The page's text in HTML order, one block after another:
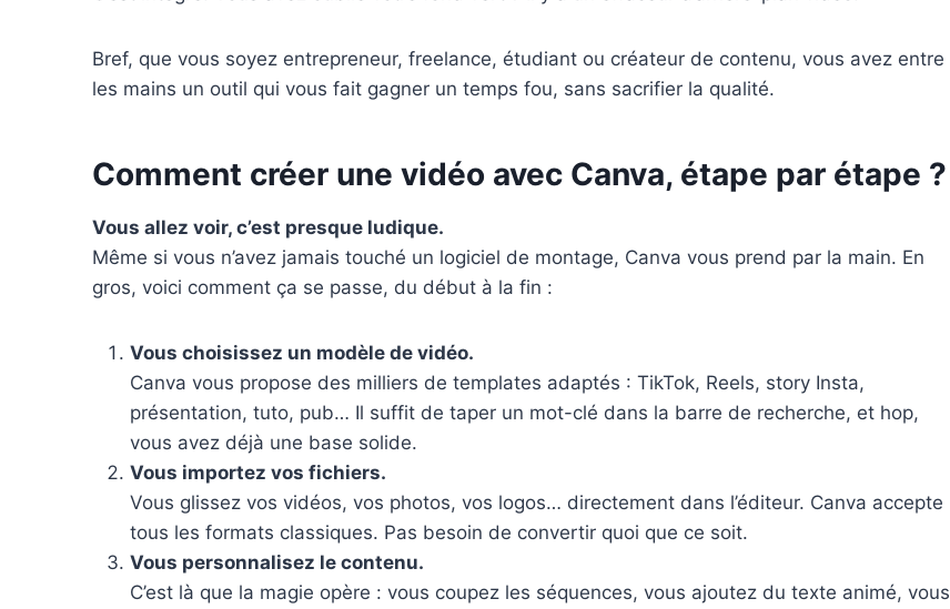
Bref, que vous soyez entrepreneur, freelance, étudiant ou créateur de contenu, vous avez entre
les mains un outil qui vous fait gagner un temps fou, sans sacrifier la qualité.
Comment créer une vidéo avec Canva, étape par étape ?
Vous allez voir, c’est presque ludique.
Même si vous n’avez jamais touché un logiciel de montage, Canva vous prend par la main. En
gros, voici comment ça se passe, du début à la fin :
Vous choisissez un modèle de vidéo.
Canva vous propose des milliers de templates adaptés : TikTok, Reels, story Insta,
présentation, tuto, pub… Il suffit de taper un mot-clé dans la barre de recherche, et hop,
vous avez déjà une base solide.
Vous importez vos fichiers.
Vous glissez vos vidéos, vos photos, vos logos… directement dans l’éditeur. Canva accepte
tous les formats classiques. Pas besoin de convertir quoi que ce soit.
Vous personnalisez le contenu.
C’est là que la magie opère : vous coupez les séquences, vous ajoutez du texte animé, vous